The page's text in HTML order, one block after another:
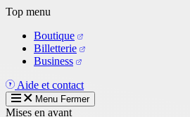
Aller
contenu
principal
Top menu
Boutique
Billetterie
Business
Aide et contact
Menu Fermer
Mises en avant